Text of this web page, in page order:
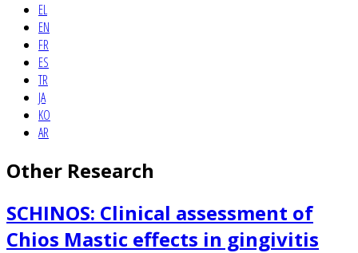
EL
EN
FR
ES
TR
JA
KO
AR
Other Research
SCHINOS: Clinical assessment of
Chios Mastic effects in gingivitis